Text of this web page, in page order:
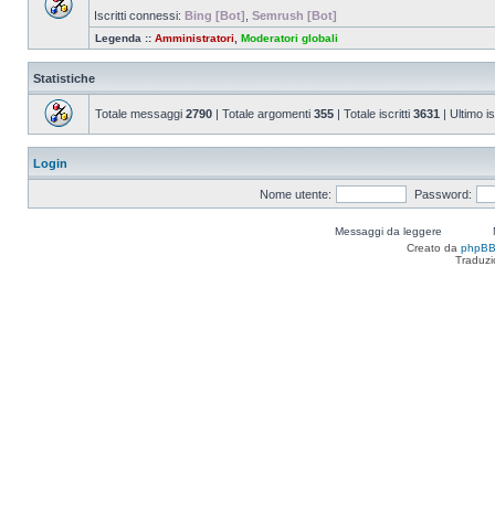
Iscritti connessi: Bing [Bot] Semrush [Bot]
Legenda :: Amministratori Moderatori globali
Statistiche
Totale messaggi 2790 | Totale argomenti 355 | Totale iscritti 3631 | Ultimo
Login
Nome utente: Password:
Messaggi da leggere
Creato da phpBB